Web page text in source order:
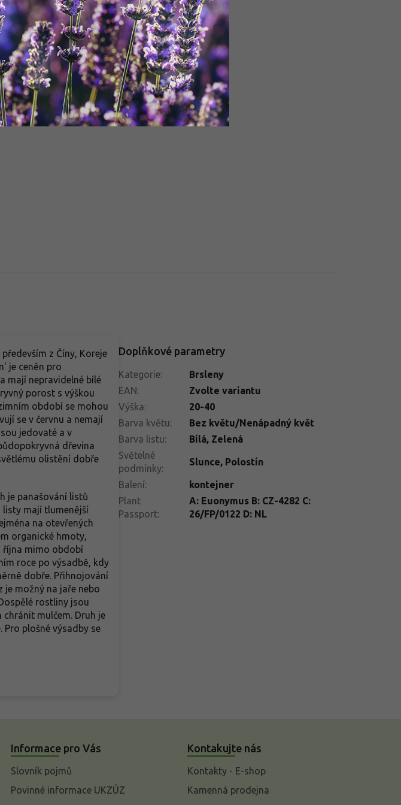
z Číny, Koreje
je ceněn pro
mají nepravidelné bílé
porost s výškou
období se mohou
se v červnu a nemají
jedovaté a v
dřevina
olistění dobře
je panašování listů
listy mají tlumenější
na otevřených
organické hmoty,
října mimo období
roce po výsadbě, kdy
dobře. Přihnojování
je možný na jaře nebo
rostliny jsou
mulčem. Druh je
plošné výsadby se
Doplňkové parametry
Kategorie:
Brsleny
EAN:
Zvolte variantu
Výška:
20-40
Barva květu:
Bez květu/Nenápadný květ
Barva listu:
Bílá, Zelená
Světelné
podmínky:
Slunce, Polostín
Balení:
kontejner
Plant
Passport:
A: Euonymus B: CZ-4282 C:
26/FP/0122 D: NL
Informace pro Vás
Slovník pojmů
Povinné informace UKZÚZ
Kontakujte nás
Kontakty - E-shop
Kamenná prodejna